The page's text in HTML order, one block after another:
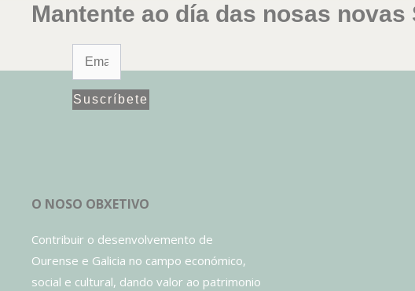
Mantente ao día das nosas
Suscríbete
O NOSO OBXETIVO
Contribuir o desenvolvemento de
Ourense e Galicia no campo económico,
social e cultural, dando valor ao patrimonio